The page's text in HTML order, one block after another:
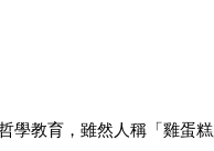
學教育，雖然人稱「雞蛋